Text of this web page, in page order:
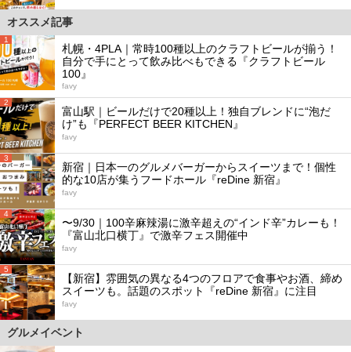
オススメ記事
1
札幌・4PLA｜常時100種以上のクラフトビールが揃う！
自分で手にとって飲み比べもできる『クラフトビール
100』
favy
2
富山駅｜ビールだけで20種以上！独自ブレンドに“泡だ
け”も『PERFECT BEER KITCHEN』
favy
3
新宿｜日本一のグルメバーガーからスイーツまで！個性
的な10店が集うフードホール『reDine 新宿』
favy
4
〜9/30｜100辛麻辣湯に激辛超えの“インド辛”カレーも！
『富山北口横丁』で激辛フェス開催中
favy
5
【新宿】雰囲気の異なる4つのフロアで食事やお酒、締め
スイーツも。話題のスポット『reDine 新宿』に注目
favy
グルメイベント